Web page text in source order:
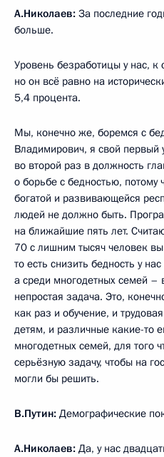
А.Николаев: За последние
больше.
Уровень безработицы у нас,
но он всё равно на
5,4 процента.
Мы, конечно же, боремся с
Владимирович, я свой первый
во второй раз в должность
о борьбе с бедностью, потому
богатой и развивающейся
людей не должно быть.
на ближайшие пять лет.
70 с лишним тысяч человек
то есть снизить бедность у
а среди многодетных семей –
непростая задача. Это,
как раз и обучение, и
детям, и различные какие-то
многодетных семей, для того
серьёзную задачу, чтобы на
могли бы решить.
В.Путин: Демографические
А.Николаев: Да, у нас